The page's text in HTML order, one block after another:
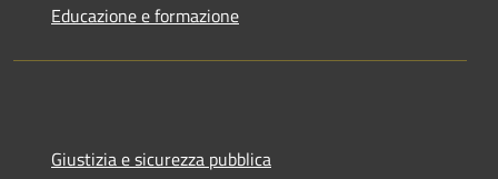
Educazione e formazione
Giustizia e sicurezza pubblica